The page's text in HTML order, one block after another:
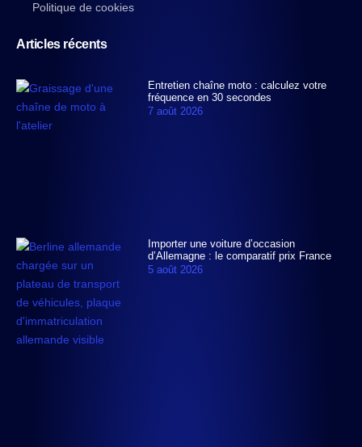
Politique de cookies
Articles récents
Entretien chaîne moto : calculez votre
fréquence en 30 secondes
7 août 2026
Importer une voiture d’occasion
d’Allemagne : le comparatif prix France
5 août 2026